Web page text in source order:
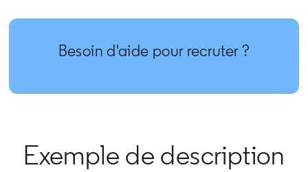
Besoin d'aide pour recruter ?
Exemple de description